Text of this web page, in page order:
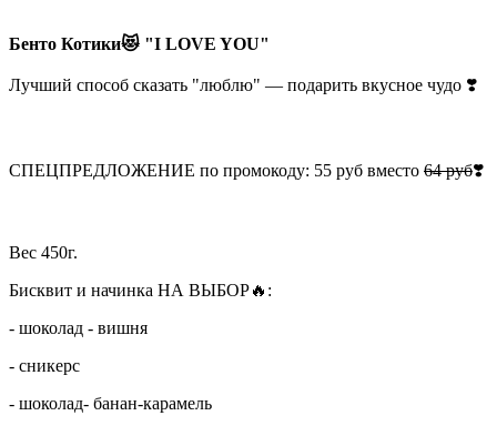
Бенто Котики😻 "I LOVE YOU"
Лучший способ сказать "люблю" — подарить вкусное чудо ❣️
СПЕЦПРЕДЛОЖЕНИЕ по промокоду: 55 руб вместо 64 руб❣️
Вес 450г.
Бисквит и начинка НА ВЫБОР🔥:
- шоколад - вишня
- сникерс
- шоколад- банан-карамель